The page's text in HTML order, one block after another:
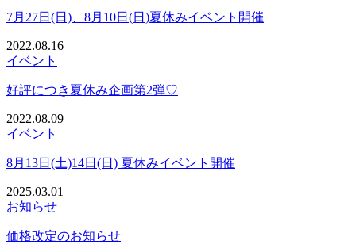
7月27日(日)、8月10日(日)夏休みイベント開催
2022.08.16
イベント
好評につき夏休み企画第2弾♡
2022.08.09
イベント
8月13日(土)14日(日) 夏休みイベント開催
2025.03.01
お知らせ
価格改定のお知らせ